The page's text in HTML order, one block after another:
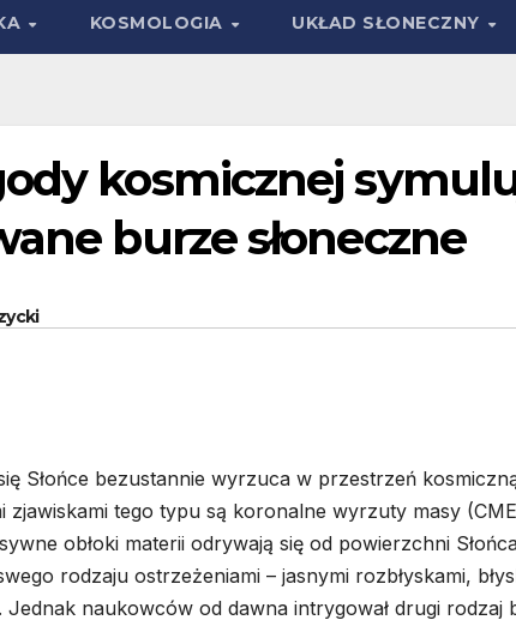
KOSMOLOGIA UKŁAD SŁONECZNY
kosmicznej
burze słoneczne
Słońce bezustannie wyrzuca w przestrzeń
zjawiskami tego typu są koronalne wyrzuty masy
obłoki materii odrywają się od powierzchni
rodzaju ostrzeżeniami – jasnymi rozbłyskami,
naukowców od dawna intrygował drugi rodzaj